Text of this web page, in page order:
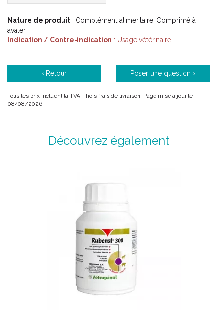
Comprimé sécable.
L' insuffisance rénale chronique est l' affection rénale la plus
fréquente chez les chiens et les chats et reste l' une des
causes essentielles de mortalité.
Rheum officinale
Conseils d' utilisation :
demander l’ avis d’ un vétérinaire.
Laisser de l' eau de boisson à disposition en permanence.
Chiens de 8 à 12 kg : 1/2 comprimé 2 fois par jour.
Chiens de 13 à 25 kg : 1 comprimé 2 fois par jour.
Chiens de 26 à 45 kg : 2 comprimés 2 fois par jour.
Chiens > 45 kg : 3 comprimés 2 fois par jour
Précautions d' emploi :
Nature de produit : Complément alimentaire, Comprimé à
avaler
Indication / Contre-indication : Usage vétérinaire
‹ Retour Poser une question ›
Tous les prix incluent la TVA - hors frais de livraison. Page mise à jour le
08/08/2026.
Découvrez également